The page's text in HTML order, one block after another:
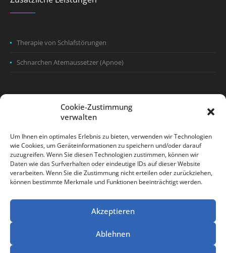
Cookie-Zustimmung
verwalten
Um Ihnen ein optimales Erlebnis zu bieten, verwenden wir Technologien
wie Cookies, um Geräteinformationen zu speichern und/oder darauf
zuzugreifen. Wenn Sie diesen Technologien zustimmen, können wir
Daten wie das Surfverhalten oder eindeutige IDs auf dieser Website
verarbeiten. Wenn Sie die Zustimmung nicht erteilen oder zurückziehen,
können bestimmte Merkmale und Funktionen beeinträchtigt werden.
Akzeptieren
Ablehnen
Therapie von Schlafstörungen
Schnarchen Atemaussetzer (Apnoe)
Wissenwertes
Angstpatienten
Krankenkasse